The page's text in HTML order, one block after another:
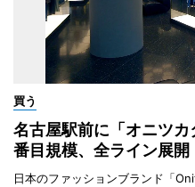
買う
名古屋駅前に「オニツ
番目規模、全ライン展開
日本のファッションブランド「